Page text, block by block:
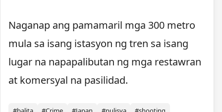
Naganap ang pamamaril mga 300 metro
mula sa isang istasyon ng tren sa isang
lugar na napapalibutan ng mga restawran
at komersyal na pasilidad.